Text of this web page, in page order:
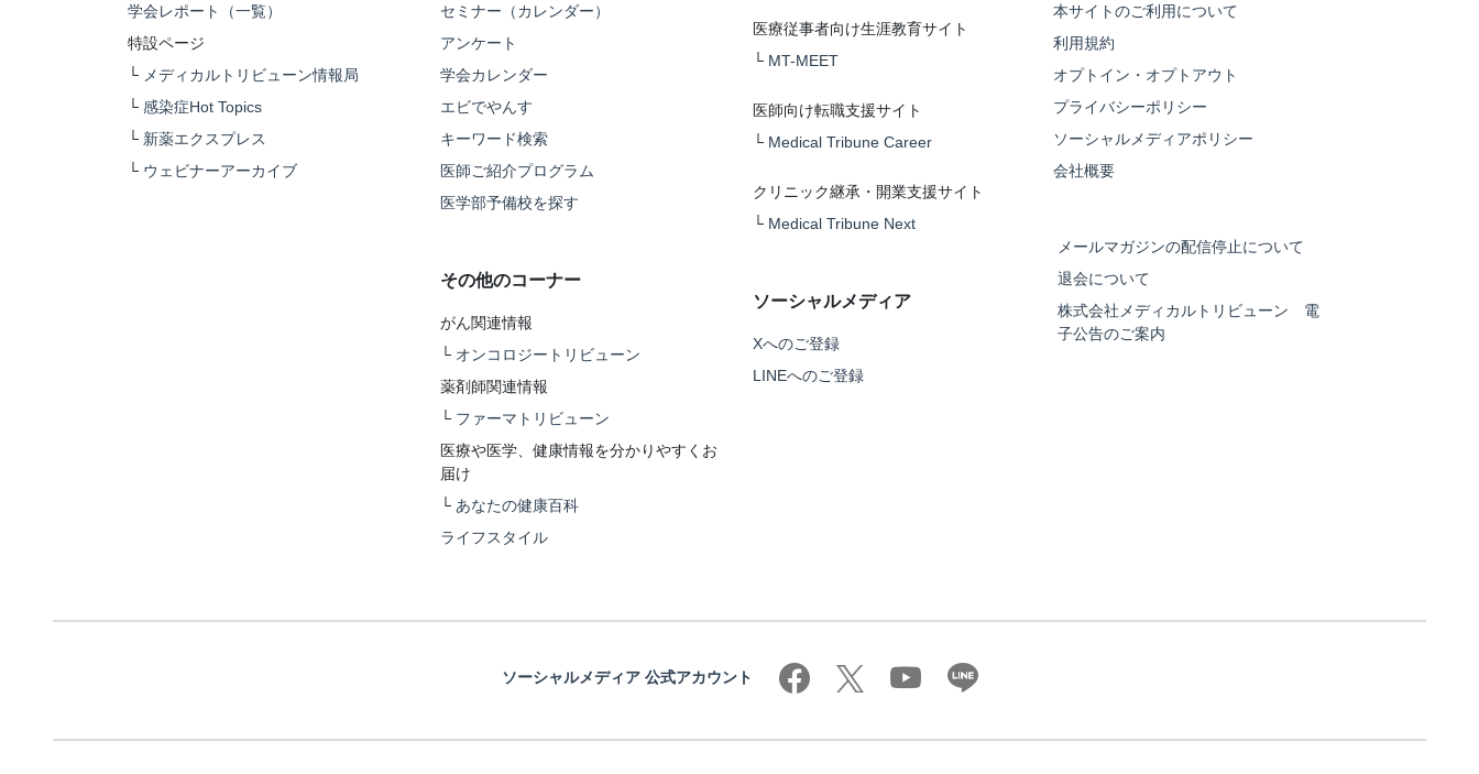
学会レポート（一覧）
特設ページ
└ メディカルトリビューン情報局
└ 感染症Hot Topics
└ 新薬エクスプレス
└ ウェビナーアーカイブ
セミナー（カレンダー）
アンケート
学会カレンダー
エビでやんす
キーワード検索
医師ご紹介プログラム
医学部予備校を探す
その他のコーナー
がん関連情報
└ オンコロジートリビューン
薬剤師関連情報
└ ファーマトリビューン
医療や医学、健康情報を分かりやすくお
届け
└ あなたの健康百科
ライフスタイル
医療従事者向け生涯教育サイト
└ MT-MEET
医師向け転職支援サイト
└ Medical Tribune Career
クリニック継承・開業支援サイト
└ Medical Tribune Next
ソーシャルメディア
Xへのご登録
LINEへのご登録
本サイトのご利用について
利用規約
オプトイン・オプトアウト
プライバシーポリシー
ソーシャルメディアポリシー
会社概要
メールマガジンの配信停止について
退会について
株式会社メディカルトリビューン 電
子公告のご案内
ソーシャルメディア 公式アカウント